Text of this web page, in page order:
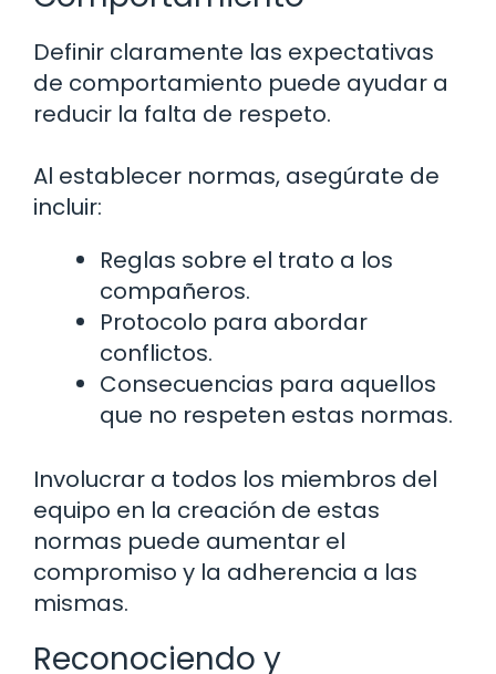
Definir claramente las expectativas
de comportamiento puede ayudar a
reducir la falta de respeto.
Al establecer normas, asegúrate de
incluir:
Reglas sobre el trato a los
compañeros.
Protocolo para abordar
conflictos.
Consecuencias para aquellos
que no respeten estas normas.
Involucrar a todos los miembros del
equipo en la creación de estas
normas puede aumentar el
compromiso y la adherencia a las
mismas.
Reconociendo y